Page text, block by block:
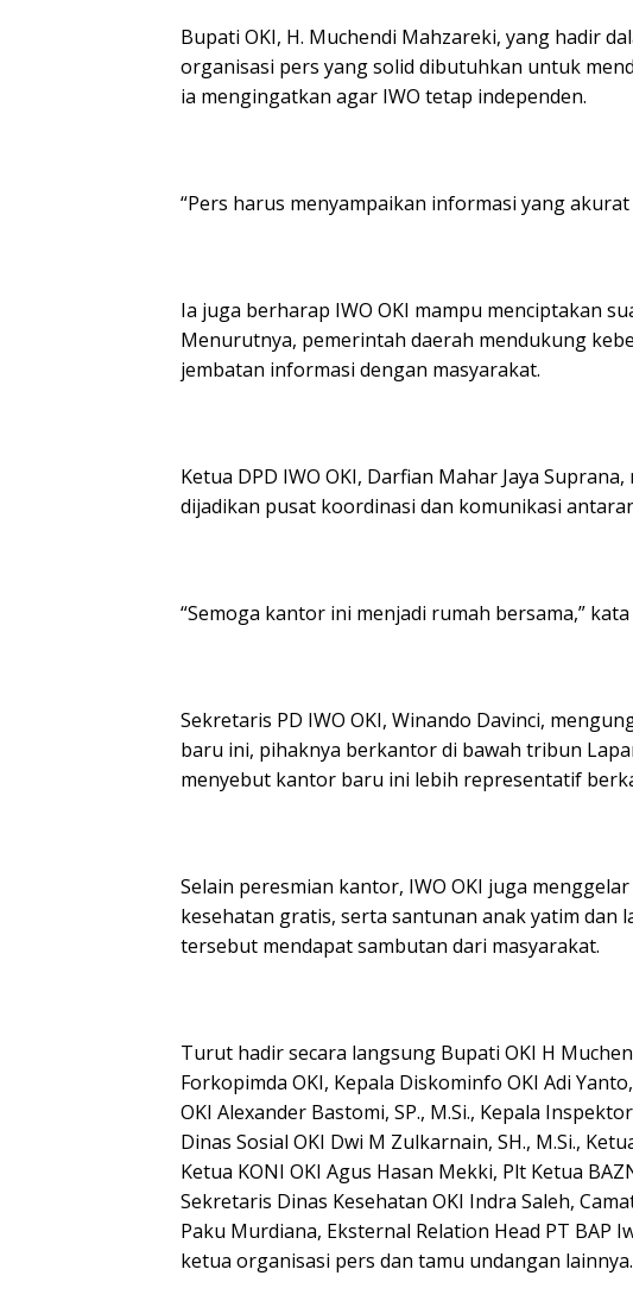
Bupati OKI, H. Muchendi Mahzareki, yang hadir
organisasi pers yang solid dibutuhkan untuk
ia mengingatkan agar IWO tetap independen.
“Pers harus menyampaikan informasi yang
Ia juga berharap IWO OKI mampu menciptakan
Menurutnya, pemerintah daerah mendukung
jembatan informasi dengan masyarakat.
Ketua DPD IWO OKI, Darfian Mahar Jaya
dijadikan pusat koordinasi dan komunikasi
“Semoga kantor ini menjadi rumah bersama,”
Sekretaris PD IWO OKI, Winando Davinci,
baru ini, pihaknya berkantor di bawah tribun
menyebut kantor baru ini lebih representatif
Selain peresmian kantor, IWO OKI juga
kesehatan gratis, serta santunan anak yatim dan
tersebut mendapat sambutan dari masyarakat.
Turut hadir secara langsung Bupati OKI H
Forkopimda OKI, Kepala Diskominfo OKI Adi
OKI Alexander Bastomi, SP., M.Si., Kepala
Dinas Sosial OKI Dwi M Zulkarnain, SH., M.Si.,
Ketua KONI OKI Agus Hasan Mekki, Plt Ketua
Sekretaris Dinas Kesehatan OKI Indra Saleh,
Paku Murdiana, Eksternal Relation Head PT BAP
ketua organisasi pers dan tamu undangan